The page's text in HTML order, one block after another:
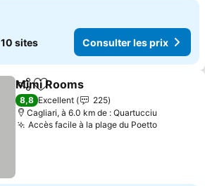
10 sites Consulter les prix
PartagerAjouter à mes favoris
Mimì Rooms
8,8 Excellent
225
Cagliari, à 6.0 km de : Quartucciu
Accès facile à la plage du Poetto